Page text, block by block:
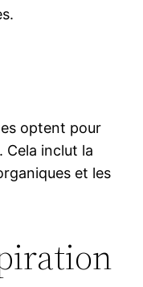
optent pour
Cela inclut la
et les